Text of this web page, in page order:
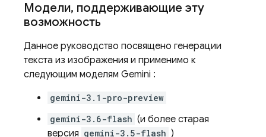
Модели, поддерживающие эту
возможность
Данное руководство посвящено генерации
текста из изображения и применимо к
следующим моделям Gemini :
gemini-3.1-pro-preview
gemini-3.6-flash (и более старая
версия gemini-3.5-flash )